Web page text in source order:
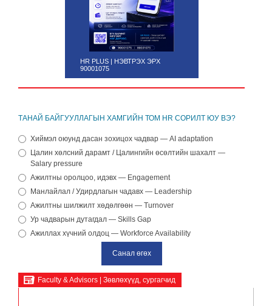
HR PLUS | НЭВТРЭХ ЭРХ
90001075
ТАНАЙ БАЙГУУЛЛАГЫН ХАМГИЙН ТОМ HR СОРИЛТ ЮУ ВЭ?
Хиймэл оюунд дасан зохицох чадвар — AI adaptation
Цалин хөлсний дарамт / Цалингийн өсөлтийн шахалт —
Salary pressure
Ажилтны оролцоо, идэвх — Engagement
Манлайлал / Удирдлагын чадавх — Leadership
Ажилтны шилжилт хөдөлгөөн — Turnover
Ур чадварын дутагдал — Skills Gap
Ажиллах хүчний олдоц — Workforce Availability
Faculty & Advisors | Зөвлөхүүд, сургагчид